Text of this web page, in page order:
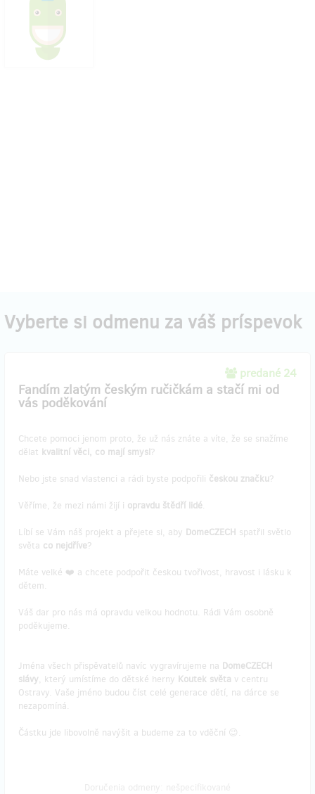
Vyberte si odmenu za váš príspevok
predané 24
Fandím zlatým českým ručičkám a stačí mi od
vás poděkování
Chcete pomoci jenom proto, že už nás znáte a víte, že se snažíme
dělat kvalitní věci, co mají smysl?
Nebo jste snad vlastenci a rádi byste podpořili českou značku?
Věříme, že mezi námi žijí i opravdu štědří lidé.
Líbí se Vám náš projekt a přejete si, aby DomeCZECH spatřil světlo
světa co nejdříve?
Máte velké ❤️ a chcete podpořit českou tvořivost, hravost i lásku k
dětem.
Váš dar pro nás má opravdu velkou hodnotu. Rádi Vám osobně
poděkujeme.
Jména všech přispěvatelů navíc vygravírujeme na DomeCZECH
slávy, který umístíme do dětské herny Koutek světa v centru
Ostravy. Vaše jméno budou číst celé generace dětí, na dárce se
nezapomíná.
Částku jde libovolně navýšit a budeme za to vděční 😉.